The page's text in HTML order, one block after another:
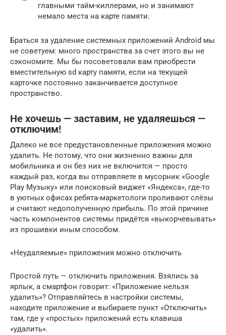
главными тайм-киллерами, но и занимают
немало места на карте памяти.
Браться за удаление системных приложений Android мы
не советуем: много пространства за счет этого вы не
сэкономите. Мы бы посоветовали вам приобрести
вместительную sd карту памяти, если на текущей
карточке постоянно заканчивается доступное
пространство.
Не хочешь — заставим, не удаляешься —
отключим!
Далеко не все предустановленные приложения можно
удалить. Не потому, что они жизненно важны для
мобильника и он без них не включится — просто
каждый раз, когда вы отправляете в мусорник «Google
Play Музыку» или поисковый виджет «Яндекса», где-то
в уютных офисах ребята-маркетологи проливают слёзы
и считают недополученную прибыль. По этой причине
часть компонентов системы придётся «выкорчевывать»
из прошивки иным способом.
«Неудаляемые» приложения можно отключить
Простой путь — отключить приложения. Взялись за
ярлык, а смартфон говорит: «Приложение нельзя
удалить»? Отправляйтесь в настройки системы,
находите приложение и выбираете пункт «Отключить»
там, где у «простых» приложений есть клавиша
«удалить».